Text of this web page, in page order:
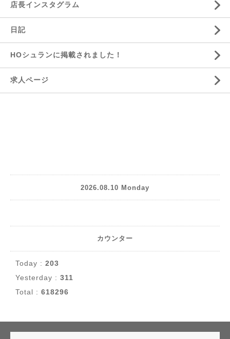
店長インスタグラム
日記
HOシュランに掲載されました！
求人ページ
2026.08.10 Monday
カウンター
Today : 203
Yesterday : 311
Total : 618296